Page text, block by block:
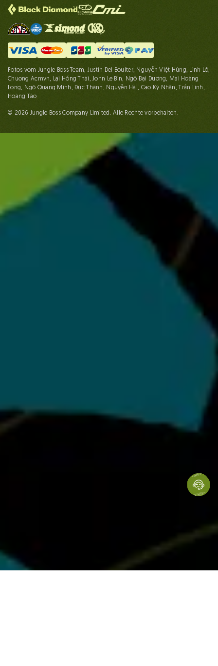
Fotos vom Jungle Boss Team, Justin Del Boulter, Nguyễn Việt Hùng, Linh Lố,
Chuong Acmvn, Lại Hồng Thái, John Le Bin, Ngô Đại Dương, Mai Hoàng
Long, Ngô Quang Minh, Đức Thành, Nguyễn Hải, Cao Kỳ Nhân, Trần Linh,
Hoàng Táo
© 2026 Jungle Boss Company Limited. Alle Rechte vorbehalten.